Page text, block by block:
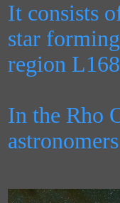
It consists
star
region
In the Rho